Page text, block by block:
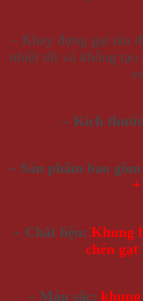
– Khay đựng gạt tàn
nhiệt tốt và không
– Kích
– Sản phẩm bao
– Chất liệu: Khung
chén gạt
– Màu sắc: